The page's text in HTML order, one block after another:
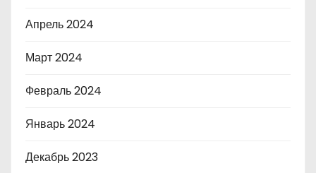
Апрель 2024
Март 2024
Февраль 2024
Январь 2024
Декабрь 2023